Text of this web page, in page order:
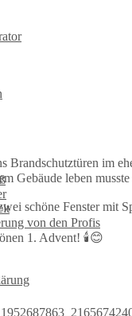
von den Profis
Brandschutztüren im
Gebäude leben
schöne Fenster mit
1. Advent! 🕯️😊